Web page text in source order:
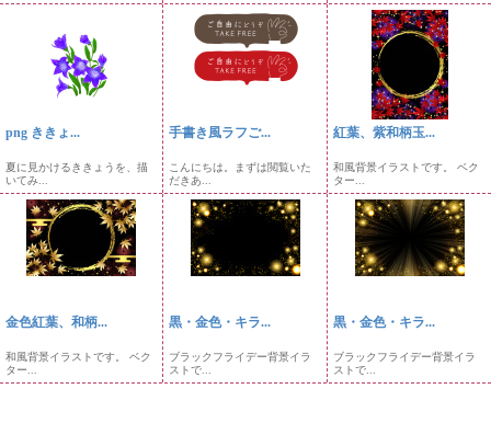
png ききょ...
夏に見かけるききょうを、描
いてみ...
手書き風ラフご...
こんにちは。まずは閲覧いた
だきあ...
紅葉、紫和柄玉...
和風背景イラストです。 ベク
ター...
金色紅葉、和柄...
和風背景イラストです。 ベク
ター...
黒・金色・キラ...
ブラックフライデー背景イラ
ストで...
黒・金色・キラ...
ブラックフライデー背景イラ
ストで...